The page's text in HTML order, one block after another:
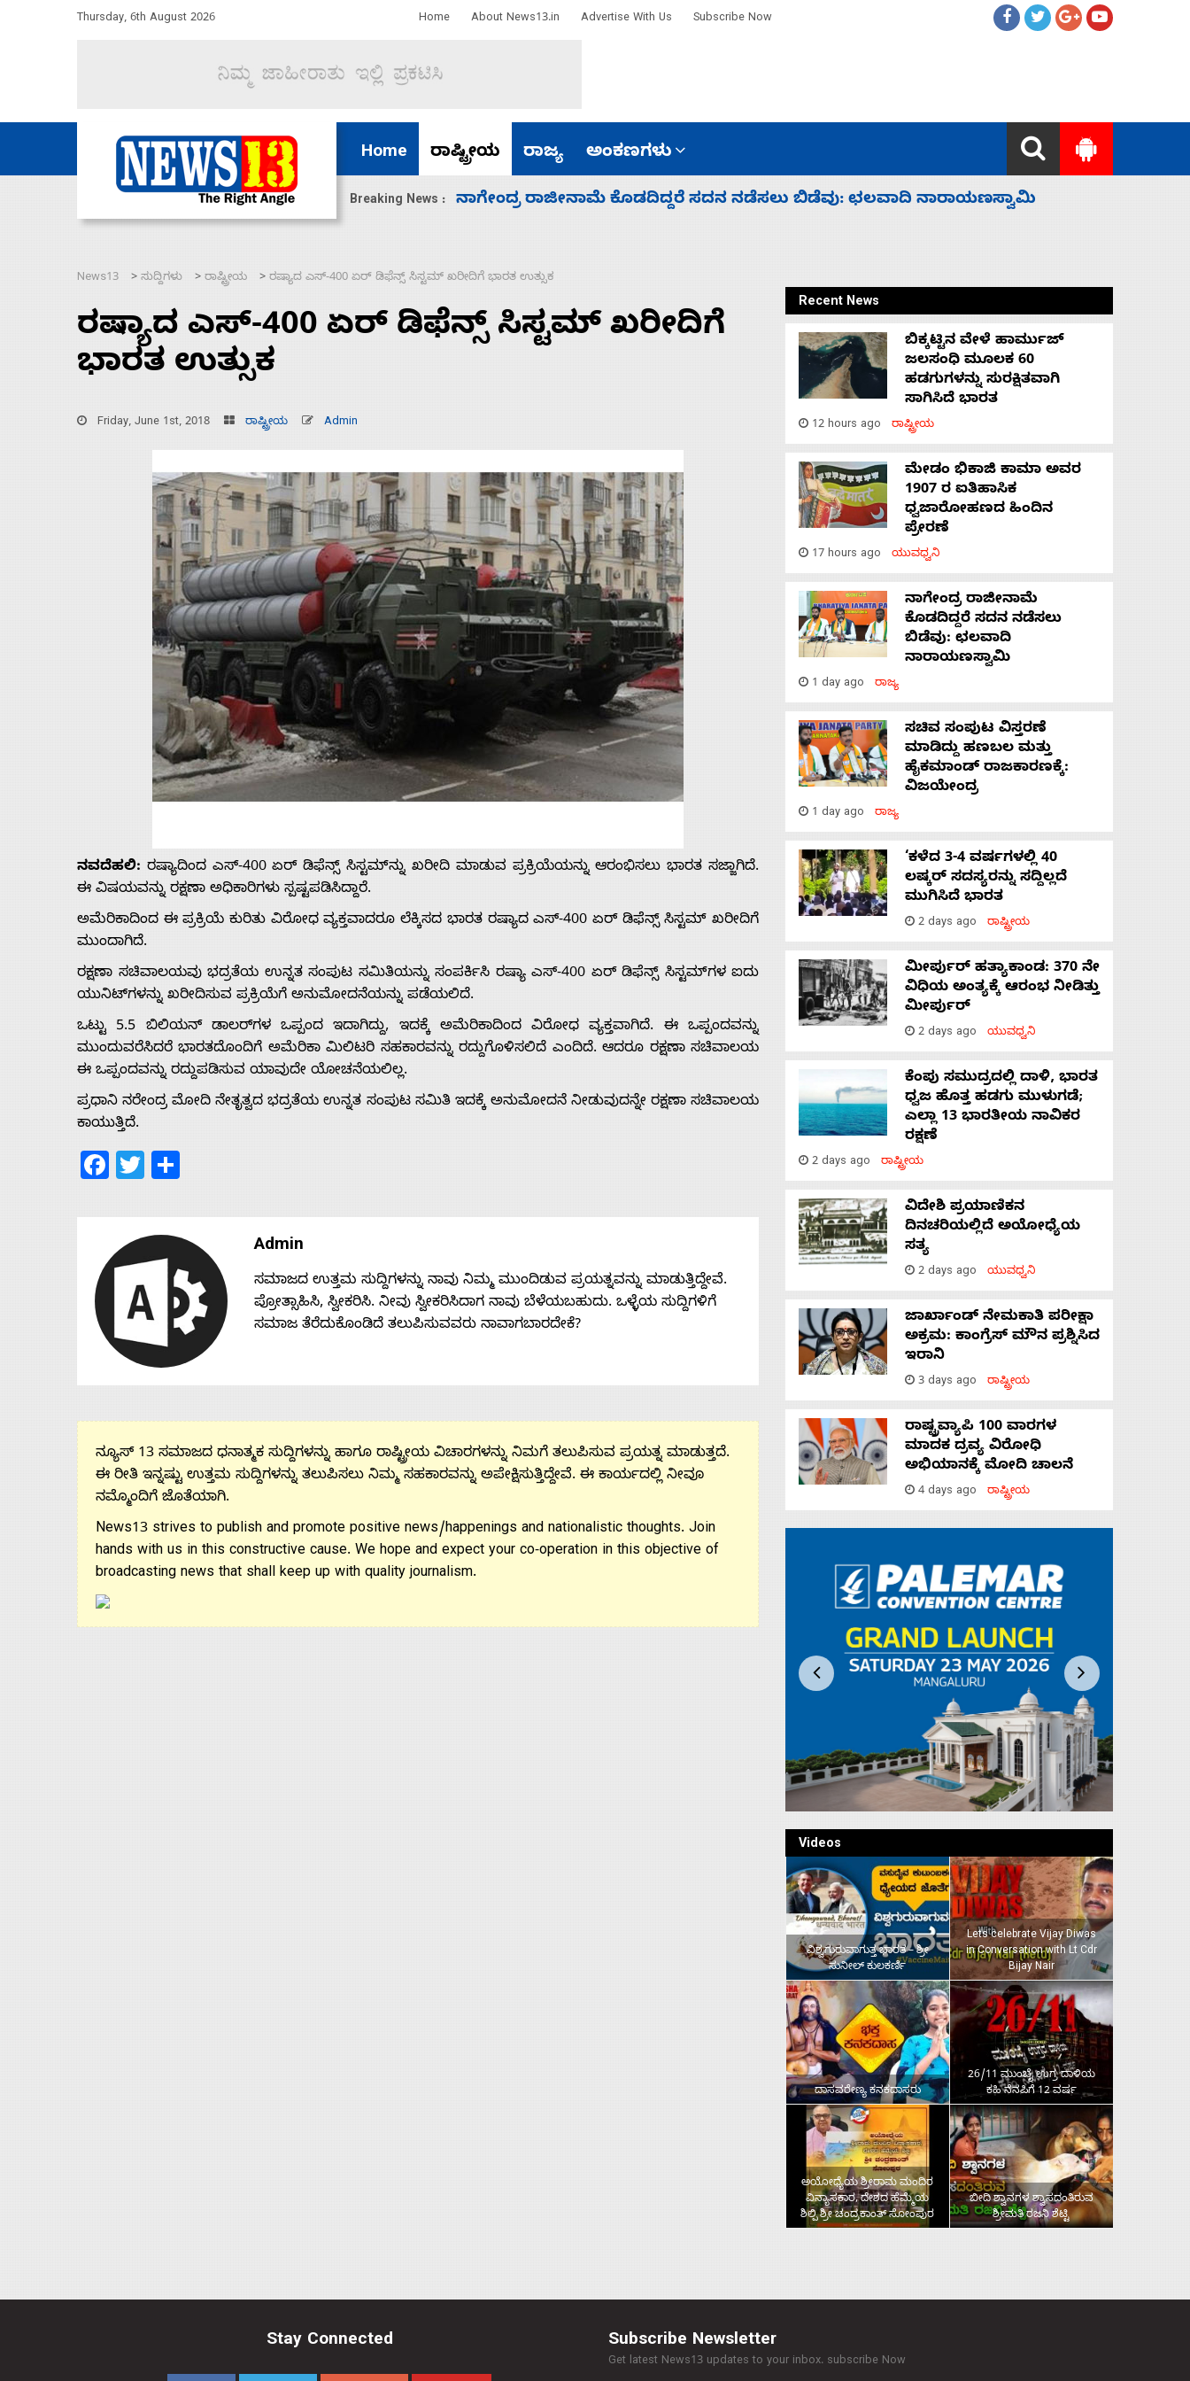
Thursday, 6th August 2026 Home About News13.in Advertise With Us Subscribe Now
Home ರಾಷ್ಟ್ರೀಯ ರಾಜ್ಯ ಅಂಕಣಗಳು
Breaking News :
ಸದನ ನಡೆಸಲು ಬಿಡೆವು: ಛಲವಾದಿ ನಾರಾಯಣಸ್ವಾಮಿ ಸಚಿವ ಸಂಪುಟ ವಿಸ್ತರಣೆ ಮಾಡಿದ್ದು ಹಣಬಲ ಮತ್ತು ಹೈಕಮಾಂಡ್ ರಾಜಕಾರಣಕ್ಕೆ: ವಿಜಯೇಂದ್ರ
Advertise
Contact
News13 > ಸುದ್ದಿಗಳು > ರಾಷ್ಟ್ರೀಯ > ರಷ್ಯಾದ ಎಸ್-400 ಏರ್ ಡಿಫೆನ್ಸ್ ಸಿಸ್ಟಮ್ ಖರೀದಿಗೆ ಭಾರತ ಉತ್ಸುಕ
ರಷ್ಯಾದ ಎಸ್-400 ಏರ್ ಡಿಫೆನ್ಸ್ ಸಿಸ್ಟಮ್ ಖರೀದಿಗೆ
ಭಾರತ ಉತ್ಸುಕ
Friday, June 1st, 2018 ರಾಷ್ಟ್ರೀಯ Admin
ನವದೆಹಲಿ: ರಷ್ಯಾದಿಂದ ಎಸ್-400 ಏರ್ ಡಿಫೆನ್ಸ್ ಸಿಸ್ಟಮ್‌ನ್ನು ಖರೀದಿ ಮಾಡುವ ಪ್ರಕ್ರಿಯೆಯನ್ನು ಆರಂಭಿಸಲು ಭಾರತ ಸಜ್ಜಾಗಿದೆ.
ಈ ವಿಷಯವನ್ನು ರಕ್ಷಣಾ ಅಧಿಕಾರಿಗಳು ಸ್ಪಷ್ಟಪಡಿಸಿದ್ದಾರೆ.
ಅಮೆರಿಕಾದಿಂದ ಈ ಪ್ರಕ್ರಿಯೆ ಕುರಿತು ವಿರೋಧ ವ್ಯಕ್ತವಾದರೂ ಲೆಕ್ಕಿಸದ ಭಾರತ ರಷ್ಯಾದ ಎಸ್-400 ಏರ್ ಡಿಫೆನ್ಸ್ ಸಿಸ್ಟಮ್ ಖರೀದಿಗೆ
ಮುಂದಾಗಿದೆ.
ರಕ್ಷಣಾ ಸಚಿವಾಲಯವು ಭದ್ರತೆಯ ಉನ್ನತ ಸಂಪುಟ ಸಮಿತಿಯನ್ನು ಸಂಪರ್ಕಿಸಿ ರಷ್ಯಾ ಎಸ್-400 ಏರ್ ಡಿಫೆನ್ಸ್ ಸಿಸ್ಟಮ್‌ಗಳ ಐದು
ಯುನಿಟ್‌ಗಳನ್ನು ಖರೀದಿಸುವ ಪ್ರಕ್ರಿಯೆಗೆ ಅನುಮೋದನೆಯನ್ನು ಪಡೆಯಲಿದೆ.
ಒಟ್ಟು 5.5 ಬಿಲಿಯನ್ ಡಾಲರ್‌ಗಳ ಒಪ್ಪಂದ ಇದಾಗಿದ್ದು, ಇದಕ್ಕೆ ಅಮೆರಿಕಾದಿಂದ ವಿರೋಧ ವ್ಯಕ್ತವಾಗಿದೆ. ಈ ಒಪ್ಪಂದವನ್ನು
ಮುಂದುವರೆಸಿದರೆ ಭಾರತದೊಂದಿಗೆ ಅಮೆರಿಕಾ ಮಿಲಿಟರಿ ಸಹಕಾರವನ್ನು ರದ್ದುಗೊಳಿಸಲಿದೆ ಎಂದಿದೆ. ಆದರೂ ರಕ್ಷಣಾ ಸಚಿವಾಲಯ
ಈ ಒಪ್ಪಂದವನ್ನು ರದ್ದುಪಡಿಸುವ ಯಾವುದೇ ಯೋಚನೆಯಲಿಲ್ಲ.
ಪ್ರಧಾನಿ ನರೇಂದ್ರ ಮೋದಿ ನೇತೃತ್ವದ ಭದ್ರತೆಯ ಉನ್ನತ ಸಂಪುಟ ಸಮಿತಿ ಇದಕ್ಕೆ ಅನುಮೋದನೆ ನೀಡುವುದನ್ನೇ ರಕ್ಷಣಾ ಸಚಿವಾಲಯ
ಕಾಯುತ್ತಿದೆ.
Facebook
Twitter
Admin
ಸಮಾಜದ ಉತ್ತಮ ಸುದ್ದಿಗಳನ್ನು ನಾವು ನಿಮ್ಮ ಮುಂದಿಡುವ ಪ್ರಯತ್ನವನ್ನು ಮಾಡುತ್ತಿದ್ದೇವೆ.
ಪ್ರೋತ್ಸಾಹಿಸಿ, ಸ್ವೀಕರಿಸಿ. ನೀವು ಸ್ವೀಕರಿಸಿದಾಗ ನಾವು ಬೆಳೆಯಬಹುದು. ಒಳ್ಳೆಯ ಸುದ್ದಿಗಳಿಗೆ
ಸಮಾಜ ತೆರೆದುಕೊಂಡಿದೆ ತಲುಪಿಸುವವರು ನಾವಾಗಬಾರದೇಕೆ?
ನ್ಯೂಸ್ 13 ಸಮಾಜದ ಧನಾತ್ಮಕ ಸುದ್ದಿಗಳನ್ನು ಹಾಗೂ ರಾಷ್ಟ್ರೀಯ ವಿಚಾರಗಳನ್ನು ನಿಮಗೆ ತಲುಪಿಸುವ ಪ್ರಯತ್ನ ಮಾಡುತ್ತದೆ.
ಈ ರೀತಿ ಇನ್ನಷ್ಟು ಉತ್ತಮ ಸುದ್ದಿಗಳನ್ನು ತಲುಪಿಸಲು ನಿಮ್ಮ ಸಹಕಾರವನ್ನು ಅಪೇಕ್ಷಿಸುತ್ತಿದ್ದೇವೆ. ಈ ಕಾರ್ಯದಲ್ಲಿ ನೀವೂ
ನಮ್ಮೊಂದಿಗೆ ಜೊತೆಯಾಗಿ.
News13 strives to publish and promote positive news/happenings and nationalistic thoughts. Join
hands with us in this constructive cause. We hope and expect your co-operation in this objective of
broadcasting news that shall keep up with quality journalism.
Recent News
ಬಿಕ್ಕಟ್ಟಿನ ವೇಳೆ ಹಾರ್ಮುಜ್
ಜಲಸಂಧಿ ಮೂಲಕ 60
ಹಡಗುಗಳನ್ನು ಸುರಕ್ಷಿತವಾಗಿ
ಸಾಗಿಸಿದೆ ಭಾರತ
12 hours ago ರಾಷ್ಟ್ರೀಯ
ಮೇಡಂ ಭಿಕಾಜಿ ಕಾಮಾ ಅವರ
1907 ರ ಐತಿಹಾಸಿಕ
ಧ್ವಜಾರೋಹಣದ ಹಿಂದಿನ
ಪ್ರೇರಣೆ
17 hours ago ಯುವಧ್ವನಿ
ನಾಗೇಂದ್ರ ರಾಜೀನಾಮೆ
ಕೊಡದಿದ್ದರೆ ಸದನ ನಡೆಸಲು
ಬಿಡೆವು: ಛಲವಾದಿ
ನಾರಾಯಣಸ್ವಾಮಿ
1 day ago ರಾಜ್ಯ
ಸಚಿವ ಸಂಪುಟ ವಿಸ್ತರಣೆ
ಮಾಡಿದ್ದು ಹಣಬಲ ಮತ್ತು
ಹೈಕಮಾಂಡ್ ರಾಜಕಾರಣಕ್ಕೆ:
ವಿಜಯೇಂದ್ರ
1 day ago ರಾಜ್ಯ
‘ಕಳೆದ 3-4 ವರ್ಷಗಳಲ್ಲಿ 40
ಲಷ್ಕರ್ ಸದಸ್ಯರನ್ನು ಸದ್ದಿಲ್ಲದೆ
ಮುಗಿಸಿದೆ ಭಾರತ
2 days ago ರಾಷ್ಟ್ರೀಯ
ಮೀರ್ಪುರ್ ಹತ್ಯಾಕಾಂಡ: 370 ನೇ
ವಿಧಿಯ ಅಂತ್ಯಕ್ಕೆ ಆರಂಭ ನೀಡಿತ್ತು
ಮೀರ್ಪುರ್
2 days ago ಯುವಧ್ವನಿ
ಕೆಂಪು ಸಮುದ್ರದಲ್ಲಿ ದಾಳಿ, ಭಾರತ
ಧ್ವಜ ಹೊತ್ತ ಹಡಗು ಮುಳುಗಡೆ;
ಎಲ್ಲಾ 13 ಭಾರತೀಯ ನಾವಿಕರ
ರಕ್ಷಣೆ
2 days ago ರಾಷ್ಟ್ರೀಯ
ವಿದೇಶಿ ಪ್ರಯಾಣಿಕನ
ದಿನಚರಿಯಲ್ಲಿದೆ ಅಯೋಧ್ಯೆಯ
ಸತ್ಯ
2 days ago ಯುವಧ್ವನಿ
ಜಾರ್ಖಾಂಡ್‌ ನೇಮಕಾತಿ ಪರೀಕ್ಷಾ
ಅಕ್ರಮ: ಕಾಂಗ್ರೆಸ್‌ ಮೌನ ಪ್ರಶ್ನಿಸಿದ
ಇರಾನಿ
3 days ago ರಾಷ್ಟ್ರೀಯ
ರಾಷ್ಟ್ರವ್ಯಾಪಿ 100 ವಾರಗಳ
ಮಾದಕ ದ್ರವ್ಯ ವಿರೋಧಿ
ಅಭಿಯಾನಕ್ಕೆ ಮೋದಿ ಚಾಲನೆ
4 days ago ರಾಷ್ಟ್ರೀಯ
Videos
ವಿಶ್ವಗುರುವಾಗುತ್ತ ಭಾರತ – ಶ್ರೀ
ಸುನೀಲ್‌ ಕುಲಕರ್ಣಿ
Lets celebrate Vijay Diwas
in Conversation with Lt Cdr
Bijay Nair
ದಾಸವರೇಣ್ಯ ಕನಕದಾಸರು
26/11 ಮುಂಬೈ ಉಗ್ರ ದಾಳಿಯ
ಕಹಿ ನೆನಪಿಗೆ 12 ವರ್ಷ
ಅಯೋಧ್ಯೆಯ ಶ್ರೀರಾಮ ಮಂದಿರ
ವಿನ್ಯಾಸಕಾರ, ದೇಶದ ಹೆಮ್ಮೆಯ
ಶಿಲ್ಪಿ ಶ್ರೀ ಚಂದ್ರಕಾಂತ್‌ ಸೋಂಪುರ
ಬೀದಿ ಶ್ವಾನಗಳ ಶ್ವಾಸದಂತಿರುವ
ಶ್ರೀಮತಿ ರಜನಿ ಶೆಟ್ಟಿ
Stay Connected Subscribe Newsletter
Get latest News13 updates to your inbox. subscribe Now